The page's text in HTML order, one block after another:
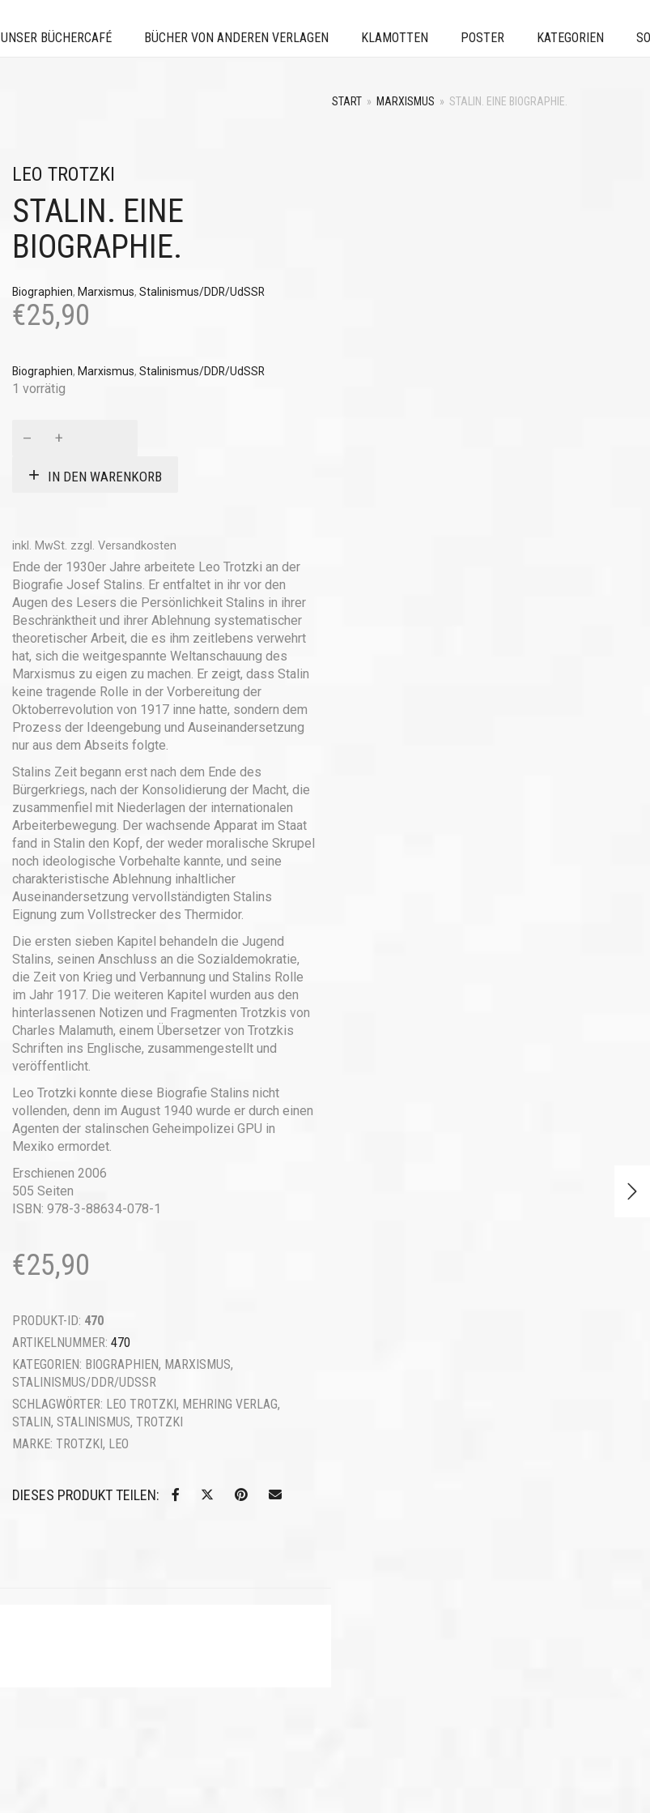
UNSER BÜCHERCAFÉ BÜCHER VON ANDEREN VERLAGEN KLAMOTTEN POSTER KATEGORIEN
START » MARXISMUS » STALIN. EINE BIOGRAPHIE.
LEO TROTZKI
STALIN. EINE
BIOGRAPHIE.
Biographien, Marxismus, Stalinismus/DDR/UdSSR
€25,90
Biographien, Marxismus, Stalinismus/DDR/UdSSR
1 vorrätig
MengeIN DEN WARENKORB
inkl. MwSt. zzgl. Versandkosten
Ende der 1930er Jahre arbeitete Leo Trotzki an der
Biografie Josef Stalins. Er entfaltet in ihr vor den
Augen des Lesers die Persönlichkeit Stalins in ihrer
Beschränktheit und ihrer Ablehnung systematischer
theoretischer Arbeit, die es ihm zeitlebens verwehrt
hat, sich die weitgespannte Weltanschauung des
Marxismus zu eigen zu machen. Er zeigt, dass Stalin
keine tragende Rolle in der Vorbereitung der
Oktoberrevolution von 1917 inne hatte, sondern dem
Prozess der Ideengebung und Auseinandersetzung
nur aus dem Abseits folgte.
Stalins Zeit begann erst nach dem Ende des
Bürgerkriegs, nach der Konsolidierung der Macht, die
zusammenfiel mit Niederlagen der internationalen
Arbeiterbewegung. Der wachsende Apparat im Staat
fand in Stalin den Kopf, der weder moralische Skrupel
noch ideologische Vorbehalte kannte, und seine
charakteristische Ablehnung inhaltlicher
Auseinandersetzung vervollständigten Stalins
Eignung zum Vollstrecker des Thermidor.
Die ersten sieben Kapitel behandeln die Jugend
Stalins, seinen Anschluss an die Sozialdemokratie,
die Zeit von Krieg und Verbannung und Stalins Rolle
im Jahr 1917. Die weiteren Kapitel wurden aus den
hinterlassenen Notizen und Fragmenten Trotzkis von
Charles Malamuth, einem Übersetzer von Trotzkis
Schriften ins Englische, zusammengestellt und
veröffentlicht.
Leo Trotzki konnte diese Biografie Stalins nicht
vollenden, denn im August 1940 wurde er durch einen
Agenten der stalinschen Geheimpolizei GPU in
Mexiko ermordet.
Erschienen 2006
505 Seiten
ISBN: 978-3-88634-078-1
€25,90
PRODUKT-ID: 470
ARTIKELNUMMER: 470
KATEGORIEN: BIOGRAPHIEN, MARXISMUS,
STALINISMUS/DDR/UDSSR
SCHLAGWÖRTER: LEO TROTZKI, MEHRING VERLAG,
STALIN, STALINISMUS, TROTZKI
MARKE: TROTZKI, LEO
DIESES PRODUKT TEILEN: